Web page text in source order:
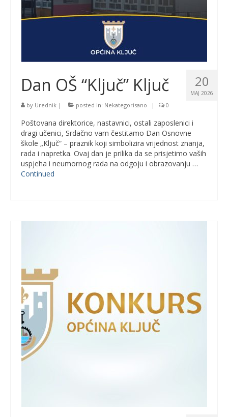
20
MAJ 2026
Dan OŠ “Ključ” Ključ
by Urednik | posted in: Nekategorisano | 0
Poštovana direktorice, nastavnici, ostali zaposlenici i
dragi učenici, Srdačno vam čestitamo Dan Osnovne
škole „Ključ“ – praznik koji simbolizira vrijednost znanja,
rada i napretka. Ovaj dan je prilika da se prisjetimo vaših
uspjeha i neumornog rada na odgoju i obrazovanju …
Continued